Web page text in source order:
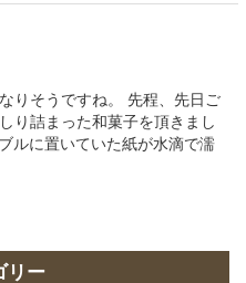
りそうですね。 先程、先日ご
り詰まった和菓子を頂きまし
ルに置いていた紙が水滴で濡
リー